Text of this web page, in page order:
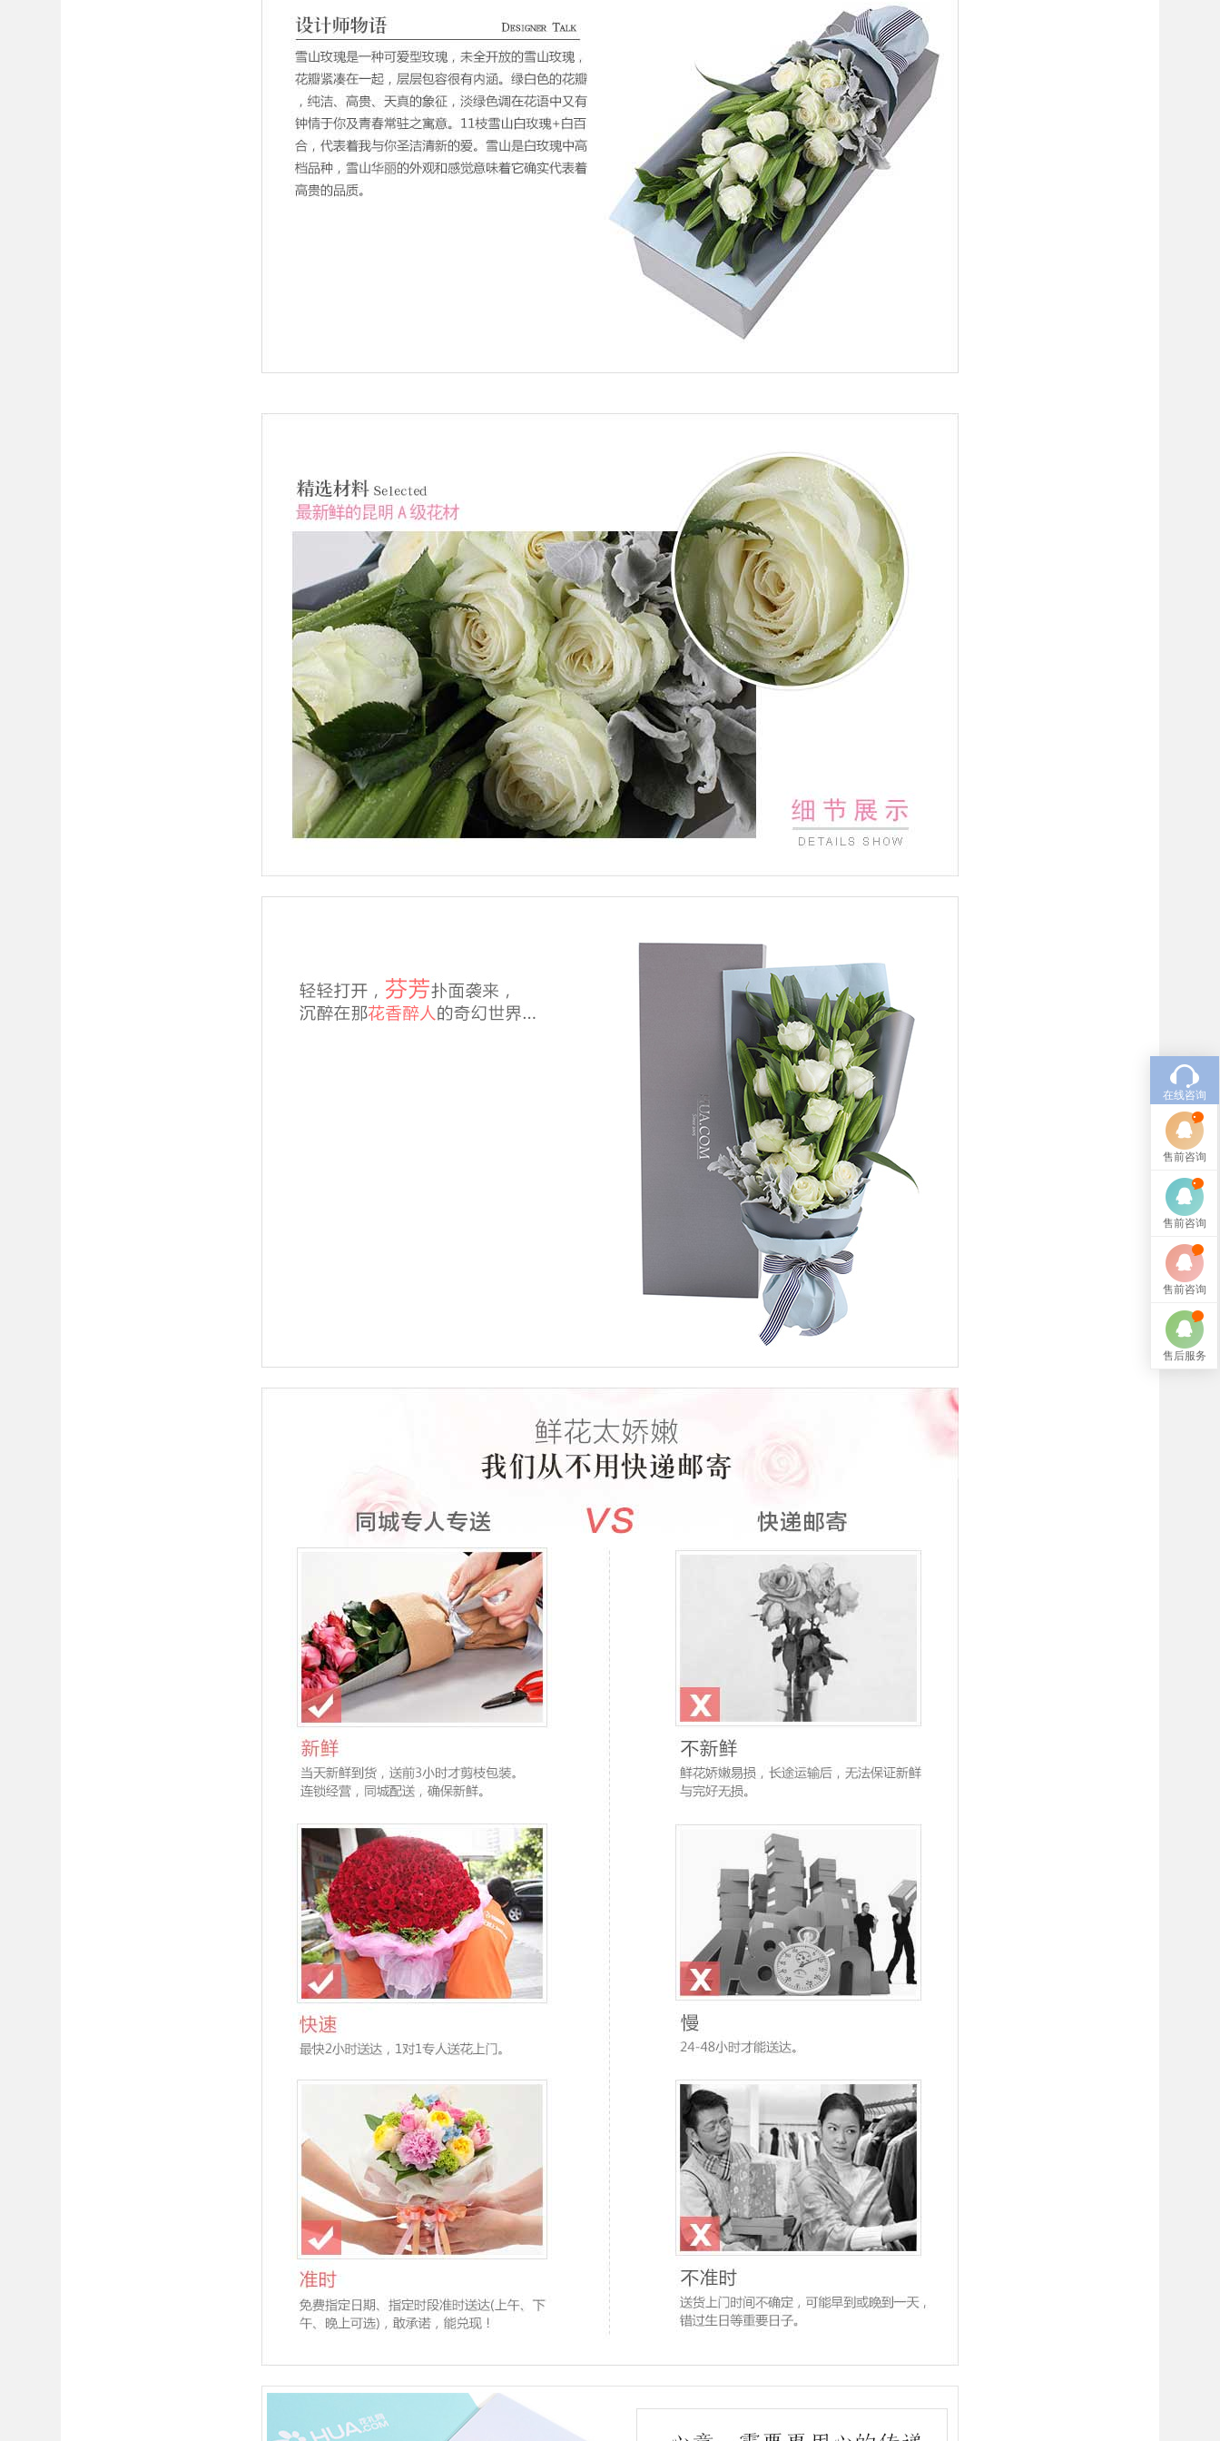
在线咨询
售前咨询
售前咨询
售前咨询
售后服务